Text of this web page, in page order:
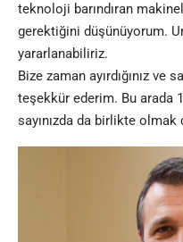
teknoloji barındıran
gerektiğini düşünüyorum.
yararlanabiliriz.
Bize zaman ayırdığınız ve
teşekkür ederim. Bu arada
sayınızda da birlikte olmak